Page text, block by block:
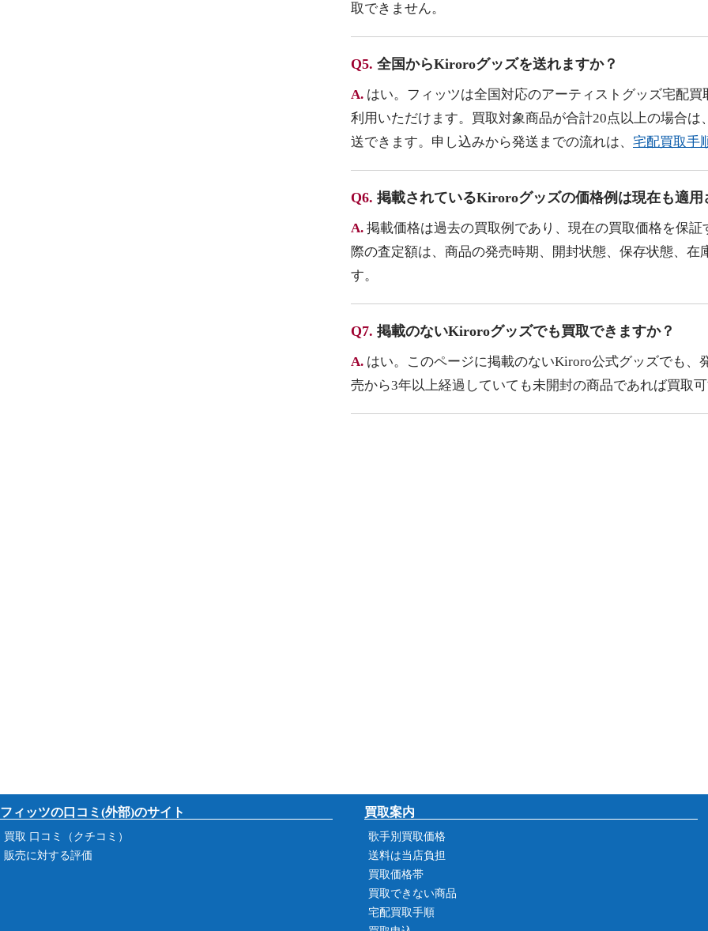
取できません。
Q5. 全国からKiroroグッズを送れますか？
A. はい。フィッツは全国対応のアーティストグッズ宅配
利用いただけます。買取対象商品が合計20点以上の場合は
送できます。申し込みから発送までの流れは、 宅配買取手
Q6. 掲載されているKiroroグッズの価格例は現在も適用
A. 掲載価格は過去の買取例であり、現在の買取価格を保
際の査定額は、商品の発売時期、開封状態、保存状態、在
す。
Q7. 掲載のないKiroroグッズでも買取できますか？
A. はい。このページに掲載のないKiroro公式グッズでも、
売から3年以上経過していても未開封の商品であれば買取可
フィッツの口コミ(外部)のサイト
買取 口コミ（クチコミ）
販売に対する評価
買取案内
歌手別買取価格
送料は当店負担
買取価格帯
買取できない商品
宅配買取手順